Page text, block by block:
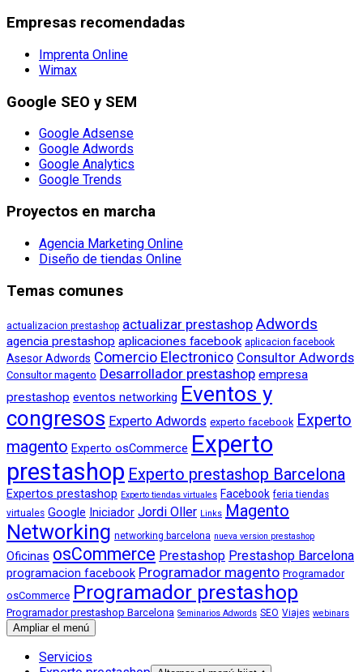
Empresas recomendadas
Imprenta Online
Wimax
Google SEO y SEM
Google Adsense
Google Adwords
Google Analytics
Google Trends
Proyectos en marcha
Agencia Marketing Online
Diseño de tiendas Online
Temas comunes
actualizacion prestashop actualizar prestashop Adwords
agencia prestashop aplicaciones facebook aplicacion facebook
Asesor Adwords Comercio Electronico Consultor Adwords
Consultor magento Desarrollador prestashop empresa
prestashop eventos networking Eventos y
congresos Experto Adwords experto facebook Experto
magento Experto osCommerce Experto
prestashop Experto prestashop Barcelona
Expertos prestashop Experto tiendas virtuales Facebook feria tiendas
virtuales Google Iniciador Jordi Oller Links Magento
Networking networking barcelona nueva version prestashop
Oficinas osCommerce Prestashop Prestashop Barcelona
programacion facebook Programador magento Programador
osCommerce Programador prestashop
Programador prestashop Barcelona Seminarios Adwords SEO Viajes webinars
Ampliar el menú
Servicios